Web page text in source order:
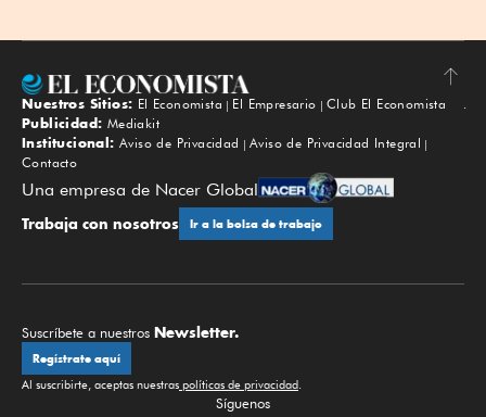
Subir
Nuestros Sitios: El Economista El Empresario
Club El Economista
Publicidad: Mediakit
Institucional: Aviso de Privacidad
Aviso de Privacidad Integral
Contacto
Una empresa de Nacer Global
Trabaja con nosotros Ir a la bolsa de trabajo
Suscríbete a nuestros Newsletter.
Regístrate aquí
Al suscribirte, aceptas nuestras políticas de privacidad
Síguenos